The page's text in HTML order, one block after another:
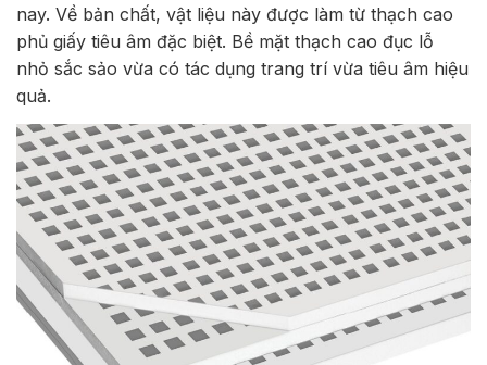
nay. Về bản chất, vật liệu này được làm từ thạch cao
phủ giấy tiêu âm đặc biệt. Bề mặt thạch cao đục lỗ
nhỏ sắc sảo vừa có tác dụng trang trí vừa tiêu âm hiệu
quả.